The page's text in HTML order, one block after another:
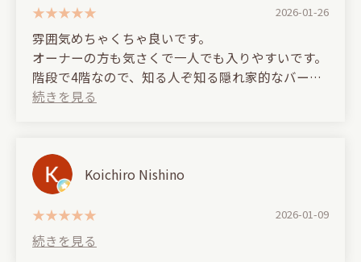
Dogenzaka.
They'll make your shisha to your liking and make it
easy to smoke even for beginners, so it's
recommended for beginners and women!
find yourself losing track of time.
They're particular about their drinks, and their
craft gin is especially recommended.
It's open until 5am, so it's a great place for a date
バーの知識も豊富。好みに合わせたメニュー提案
や、吸い心地を保つためのケアも万全で、シーシャ
への強いこだわりを感じました。
朝まで営業しているのも嬉しいポイント。
ゆっくり語りたい夜や、落ち着いた時間を過ごした
いときにぴったりのお店です。
(Translated by Google)
Located in a building behind the APA Hotel on
Go down the corridor on the right side of the
building and up the stairs at the back to the 4th
2026-01-26
雰囲気めちゃくちゃ良いです。
オーナーの方も気さくで一人でも入りやすいです。
階段で4階なので、知る人ぞ知る隠れ家的なバーで
す。
The atmosphere is great.
The owner is friendly and it's easy to drop in even if
you're alone.
It's on the fourth floor and can be reached by stairs,
so it's a hidden bar that only those in the know will
know about.
Koichiro Nishino
2026-01-09